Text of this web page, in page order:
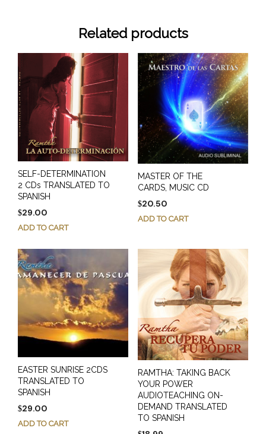
Related products
SELF-DETERMINATION
2 CDs TRANSLATED TO
SPANISH
$29.00
ADD TO CART
MASTER OF THE
CARDS, MUSIC CD
$20.50
ADD TO CART
EASTER SUNRISE 2CDS
TRANSLATED TO
SPANISH
$29.00
ADD TO CART
RAMTHA: TAKING BACK
YOUR POWER
AUDIOTEACHING ON-
DEMAND TRANSLATED
TO SPANISH